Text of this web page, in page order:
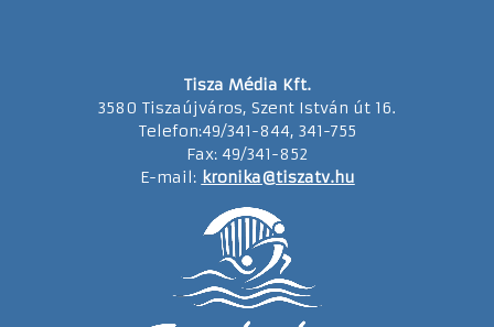
Tisza Média Kft.
3580 Tiszaújváros, Szent István út 16.
Telefon:49/341-844, 341-755
Fax: 49/341-852
E-mail: kronika@tiszatv.hu